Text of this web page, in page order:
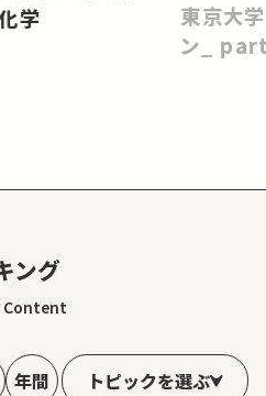
学
向けて」
東京大
ン_
ング
Content
年間 トピックを選ぶ